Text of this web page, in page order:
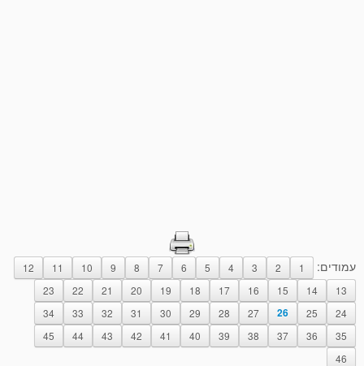
עמודים: 1
2
3
4
5
6
7
8
9
10
11
12
13
14
15
16
17
18
19
20
21
22
23
24
25
26
27
28
29
30
31
32
33
34
35
36
37
38
39
40
41
42
43
44
45
46